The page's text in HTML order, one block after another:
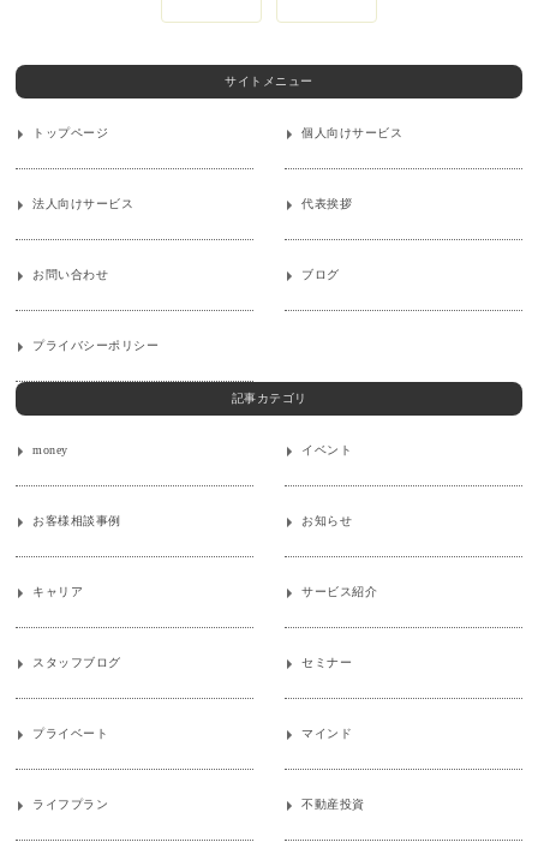
サイトメニュー
トップページ 個人向けサービス
法人向けサービス 代表挨拶
お問い合わせ ブログ
プライバシーポリシー
記事カテゴリ
money イベント
お客様相談事例 お知らせ
キャリア サービス紹介
スタッフブログ セミナー
プライベート マインド
ライフプラン 不動産投資